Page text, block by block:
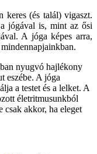
keres (és talál) vigaszt.
jógával is, mint az ősi
A jóga képes arra,
nyugvó hajlékony
eszébe. A jóga
a testet és a lelket. A
életritmusunkból
akkor, ha eleget